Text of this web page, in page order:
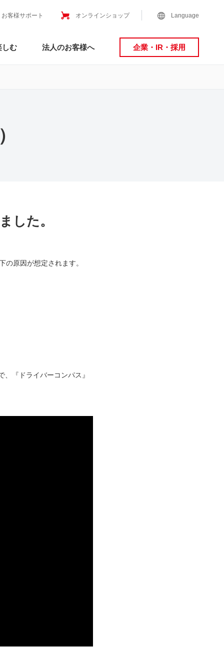
お客様サポート オンラインショップ Language
しむ 法人のお客様へ 企業・IR・採用
した。
原因が想定されます。
『ドライバーコンパス』